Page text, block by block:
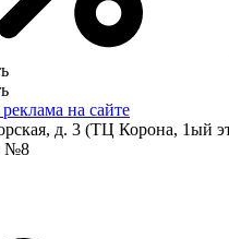
на сайте
д. 3 (ТЦ Корона, 1ый
№8